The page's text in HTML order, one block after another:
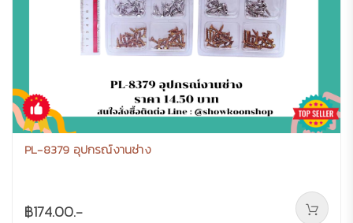
PL-8379 อุปกรณ์งานช่าง
฿174.00.-